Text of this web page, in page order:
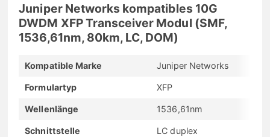
Juniper Networks kompatibles 10G
DWDM XFP Transceiver Modul (SMF,
1536,61nm, 80km, LC, DOM)
Kompatible Marke Juniper Networks
Formulartyp XFP
Wellenlänge 1536,61nm
Schnittstelle LC duplex